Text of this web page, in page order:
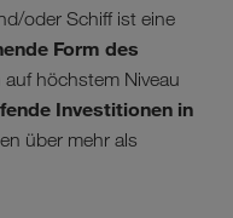
oder Schiff ist eine
Form des
höchstem Niveau
Investitionen in
über mehr als